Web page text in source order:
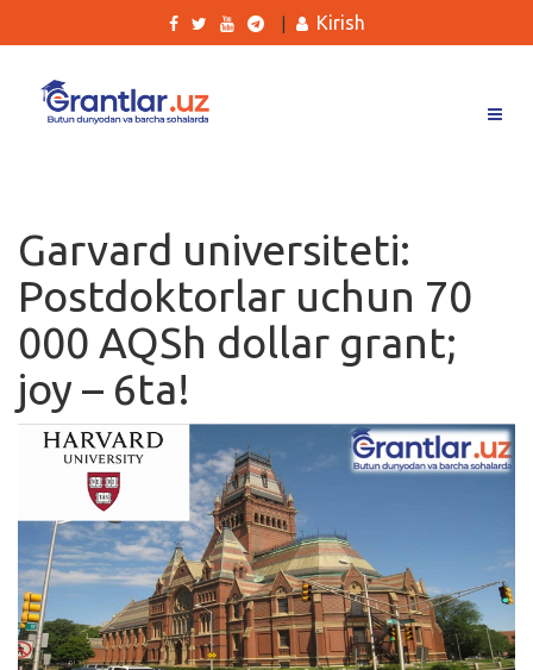
Ishlar
Kurslar
Blog
Yana
Qidirish
Kirish
Kirish
Garvard universiteti:
Postdoktorlar uchun 70
000 AQSh dollar grant;
joy – 6ta!